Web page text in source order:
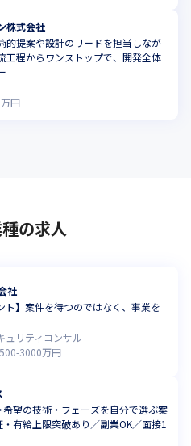
株式会社
的提案や設計のリードを担当しなが
工程からワンストップで、開発全体
万円
の求人
社
ト】案件を待つのではなく、事業を
ュリティコンサル
-3000万円
望の技術・フェーズを自分で選ぶ案
有給上限突破あり／副業OK／面接1